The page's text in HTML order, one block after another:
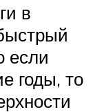
в
если
годы, то